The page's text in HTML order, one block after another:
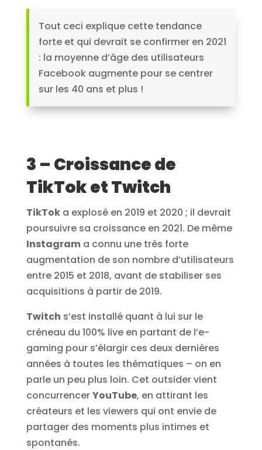
Tout ceci explique cette tendance
forte et qui devrait se confirmer en 2021
: la moyenne d’âge des utilisateurs
Facebook augmente pour se centrer
sur les 40 ans et plus !
3 – Croissance de
TikTok et Twitch
TikToka explosé en 2019 et 2020 ; il devrait
poursuivre sa croissance en 2021. De même
Instagrama connu une très forte
augmentation de son nombre d’utilisateurs
entre 2015 et 2018, avant de stabiliser ses
acquisitions à partir de 2019.
Twitch s’est installé quant à lui sur le
créneau du 100% live en partant de l’e-
gaming pour s’élargir ces deux dernières
années à toutes les thématiques – on en
parle un peu plus loin. Cet outsider vient
concurrencerYouTube, en attirant les
créateurs et les viewers qui ont envie de
partager des moments plus intimes et
spontanés.